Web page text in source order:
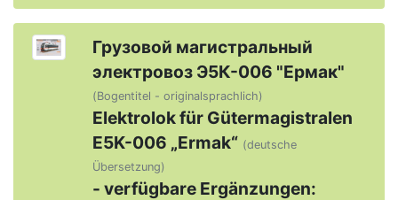
Грузовой магистральный
электровоз Э5К-006 "Ермак"
(Bogentitel - originalsprachlich)
Elektrolok für Gütermagistralen
E5K-006 „Ermak“ (deutsche
Übersetzung)
- verfügbare Ergänzungen: